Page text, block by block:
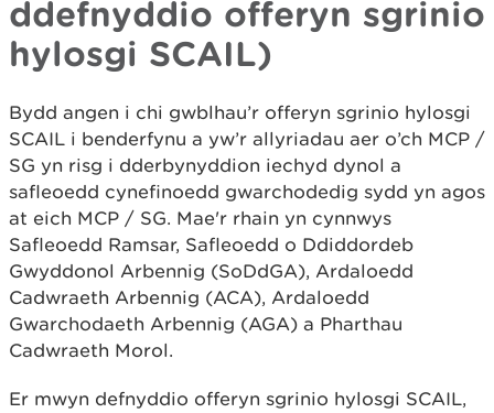
ddefnyddio offeryn sgrinio
hylosgi SCAIL)
Bydd angen i chi gwblhau’r offeryn sgrinio hylosgi
SCAIL i benderfynu a yw’r allyriadau aer o’ch MCP /
SG yn risg i dderbynyddion iechyd dynol a
safleoedd cynefinoedd gwarchodedig sydd yn agos
at eich MCP / SG. Mae'r rhain yn cynnwys
Safleoedd Ramsar, Safleoedd o Ddiddordeb
Gwyddonol Arbennig (SoDdGA), Ardaloedd
Cadwraeth Arbennig (ACA), Ardaloedd
Gwarchodaeth Arbennig (AGA) a Pharthau
Cadwraeth Morol.
Er mwyn defnyddio offeryn sgrinio hylosgi SCAIL,